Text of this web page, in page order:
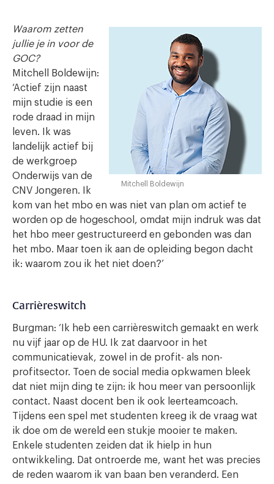
Mitchell Boldewijn
Waarom zetten
jullie je in voor de
GOC?
Mitchell Boldewijn:
‘Actief zijn naast
mijn studie is een
rode draad in mijn
leven. Ik was
landelijk actief bij
de werkgroep
Onderwijs van de
CNV Jongeren. Ik
kom van het mbo en was niet van plan om actief te
worden op de hogeschool, omdat mijn indruk was dat
het hbo meer gestructureerd en gebonden was dan
het mbo. Maar toen ik aan de opleiding begon dacht
ik: waarom zou ik het niet doen?’
Carrièreswitch
Burgman: ‘Ik heb een carrièreswitch gemaakt en werk
nu vijf jaar op de HU. Ik zat daarvoor in het
communicatievak, zowel in de profit- als non-
profitsector. Toen de social media opkwamen bleek
dat niet mijn ding te zijn: ik hou meer van persoonlijk
contact. Naast docent ben ik ook leerteamcoach.
Tijdens een spel met studenten kreeg ik de vraag wat
ik doe om de wereld een stukje mooier te maken.
Enkele studenten zeiden dat ik hielp in hun
ontwikkeling. Dat ontroerde me, want het was precies
de reden waarom ik van baan ben veranderd. Een